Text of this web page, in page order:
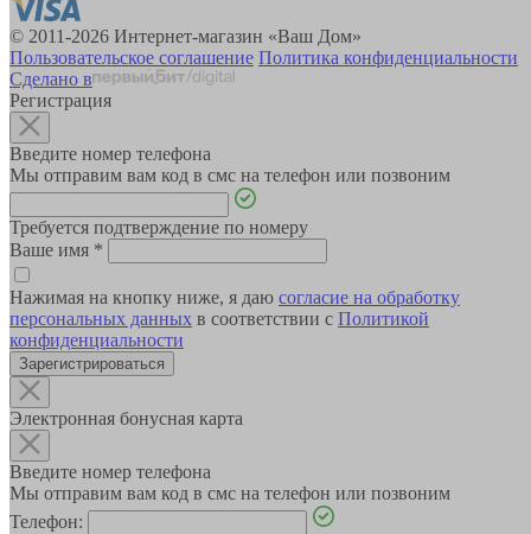
© 2011-2026 Интернет-магазин «Ваш Дом»
Пользовательское соглашение Политика конфиденциальности
Сделано в
Регистрация
Введите номер телефона
Мы отправим вам код в смс на телефон или позвоним
Требуется подтверждение по номеру
Ваше имя *
Нажимая на кнопку ниже, я даю согласие на обработку
персональных данных в соответствии с Политикой
конфиденциальности
Зарегистрироваться
Электронная бонусная карта
Введите номер телефона
Мы отправим вам код в смс на телефон или позвоним
Телефон: